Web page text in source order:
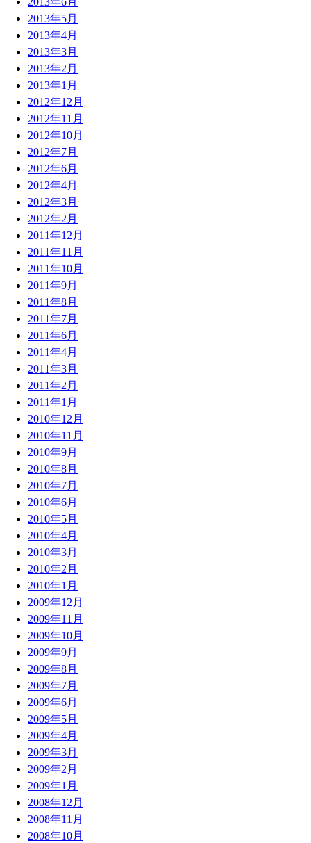
2013年5月
2013年4月
2013年3月
2013年2月
2013年1月
2012年12月
2012年11月
2012年10月
2012年7月
2012年6月
2012年4月
2012年3月
2012年2月
2011年12月
2011年11月
2011年10月
2011年9月
2011年8月
2011年7月
2011年6月
2011年4月
2011年3月
2011年2月
2011年1月
2010年12月
2010年11月
2010年9月
2010年8月
2010年7月
2010年6月
2010年5月
2010年4月
2010年3月
2010年2月
2010年1月
2009年12月
2009年11月
2009年10月
2009年9月
2009年8月
2009年7月
2009年6月
2009年5月
2009年4月
2009年3月
2009年2月
2009年1月
2008年12月
2008年11月
2008年10月